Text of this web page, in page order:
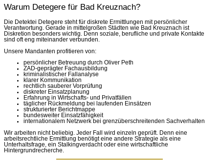
Warum Detegere für Bad Kreuznach?
Die Detektei Detegere steht für diskrete Ermittlungen mit persönlicher
Verantwortung. Gerade in mittelgroßen Städten wie Bad Kreuznach ist
Diskretion besonders wichtig. Denn soziale, berufliche und private Kontakte
sind oft eng miteinander verbunden.
Unsere Mandanten profitieren von:
persönlicher Betreuung durch Oliver Peth
ZAD-geprägter Fachausbildung
kriminalistischer Fallanalyse
klarer Kommunikation
rechtlich sauberer Vorprüfung
diskreter Einsatzplanung
Erfahrung in Wirtschafts- und Privatfällen
täglicher Rückmeldung bei laufenden Einsätzen
strukturierter Berichtmappe
bundesweiter Einsatzfähigkeit
internationalem Netzwerk bei grenzüberschreitenden Sachverhalten
Wir arbeiten nicht beliebig. Jeder Fall wird einzeln geprüft. Denn eine
arbeitsrechtliche Ermittlung benötigt eine andere Strategie als eine
Unterhaltsfrage, ein Stalkingverdacht oder eine wirtschaftliche
Hintergrundrecherche.